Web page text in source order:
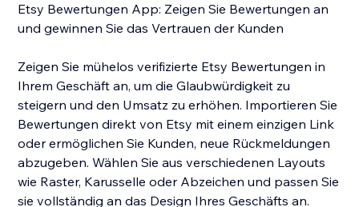
Etsy Bewertungen App: Zeigen Sie Bewertungen an
und gewinnen Sie das Vertrauen der Kunden
Zeigen Sie mühelos verifizierte Etsy Bewertungen in
Ihrem Geschäft an, um die Glaubwürdigkeit zu
steigern und den Umsatz zu erhöhen. Importieren Sie
Bewertungen direkt von Etsy mit einem einzigen Link
oder ermöglichen Sie Kunden, neue Rückmeldungen
abzugeben. Wählen Sie aus verschiedenen Layouts
wie Raster, Karusselle oder Abzeichen und passen Sie
sie vollständig an das Design Ihres Geschäfts an.